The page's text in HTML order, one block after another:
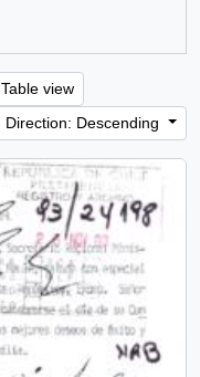
Table view
Direction: Descending